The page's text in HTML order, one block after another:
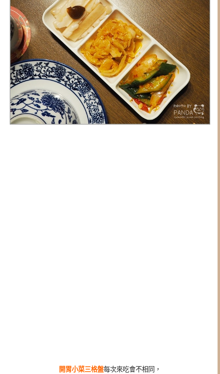
開胃小菜三格盤每次來吃會不相同，